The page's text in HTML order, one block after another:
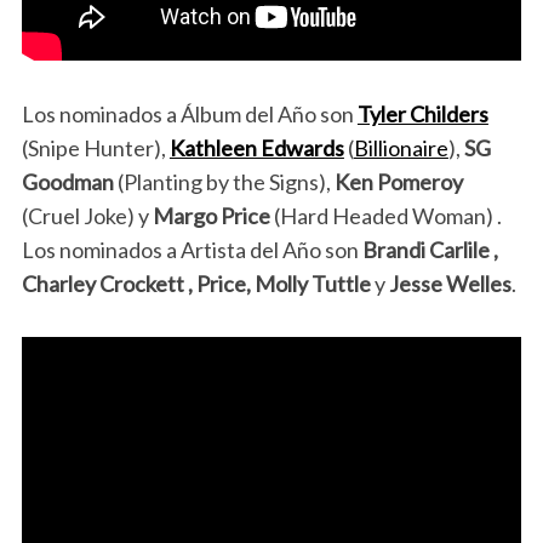
Los nominados a Álbum del Año son Tyler Childers
(Snipe Hunter), Kathleen Edwards(Billionaire),SG
Goodman(Planting by the Signs), Ken Pomeroy
(Cruel Joke) y Margo Price(Hard Headed Woman) .
Los nominados a Artista del Año son Brandi Carlile ,
Charley Crockett , Price, Molly TuttleyJesse Welles.